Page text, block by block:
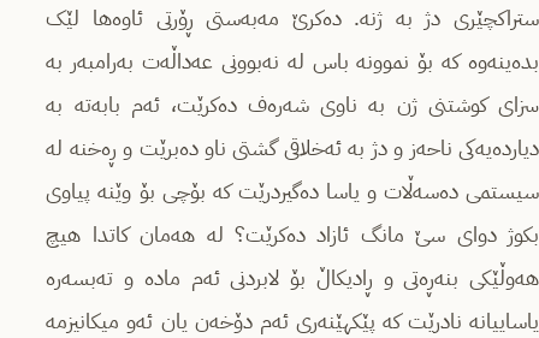
ستراکچێری دژ بە ژنە. دەکرێ مەبەستی ڕۆرتی ئاوەها لێک
بدەینەوە کە بۆ نموونە باس لە نەبوونی عەداڵەت بەرامبەر بە
سزای کوشتنی ژن بە ناوی شەرەف دەکرێت، ئەم بابەتە بە
دیاردەیەکی ناحەز و دژ بە ئەخلاقی گشتی ناو دەبرێت و ڕەخنە لە
سیستمی دەسەڵات و یاسا دەگیردرێت کە بۆچی بۆ وێنە پیاوی
بکوژ دوای سێ مانگ ئازاد دەکرێت؟ لە هەمان کاتدا هیچ
هەوڵێکی بنەڕەتی و ڕادیکاڵ بۆ لابردنی ئەم مادە و تەبسەرە
یاساییانە نادرێت کە پێکهێنەری ئەم دۆخەن یان ئەو میکانیزمە